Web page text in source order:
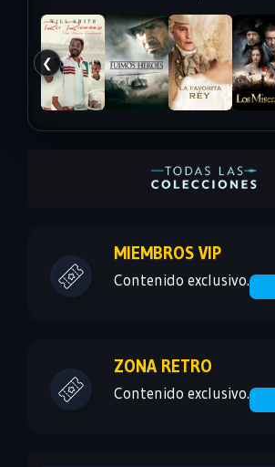
❮
MIEMBROS VIP
Contenido exclusivo.
ZONA RETRO
Contenido exclusivo.